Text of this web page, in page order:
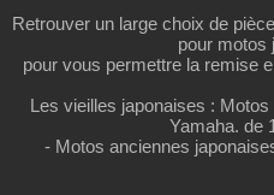
Retrouver un large choix de
pour motos
pour vous permettre la remise
Les vieilles japonaises :
Yamaha. de
- Motos anciennes